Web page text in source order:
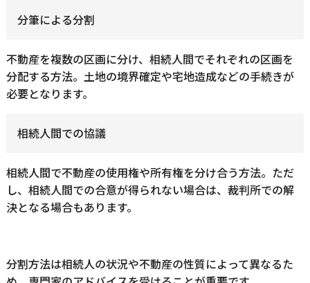
分筆による分割
不動産を複数の区画に分け、相続人間でそれぞれの区画を
分配する方法。土地の境界確定や宅地造成などの手続きが
必要となります。
相続人間での協議
相続人間で不動産の使用権や所有権を分け合う方法。ただ
し、相続人間での合意が得られない場合は、裁判所での解
決となる場合もあります。
分割方法は相続人の状況や不動産の性質によって異なるた